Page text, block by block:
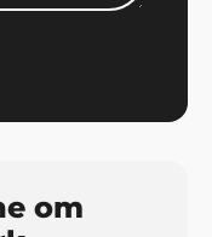
om
Danmark, som
Tusind tak for